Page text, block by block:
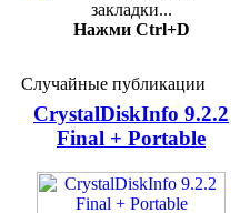
Нажми Ctrl+D
Случайные публикации
CrystalDiskInfo 9.2.2
Final + Portable